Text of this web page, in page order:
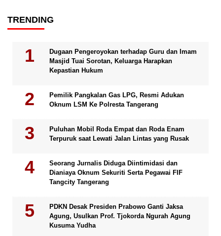
TRENDING
Dugaan Pengeroyokan terhadap Guru dan Imam
Masjid Tuai Sorotan, Keluarga Harapkan
Kepastian Hukum
Pemilik Pangkalan Gas LPG, Resmi Adukan
Oknum LSM Ke Polresta Tangerang
Puluhan Mobil Roda Empat dan Roda Enam
Terpuruk saat Lewati Jalan Lintas yang Rusak
Seorang Jurnalis Diduga Diintimidasi dan
Dianiaya Oknum Sekuriti Serta Pegawai FIF
Tangcity Tangerang
PDKN Desak Presiden Prabowo Ganti Jaksa
Agung, Usulkan Prof. Tjokorda Ngurah Agung
Kusuma Yudha